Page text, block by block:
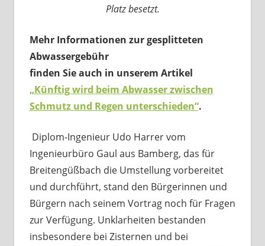
Platz besetzt.
Mehr Informationen zur gesplitteten
Abwassergebühr
finden Sie auch in unserem Artikel
„Künftig wird beim Abwasser zwischen
Schmutz und Regen unterschieden“.
Diplom-Ingenieur Udo Harrer vom
Ingenieurbüro Gaul aus Bamberg, das für
Breitengüßbach die Umstellung vorbereitet
und durchführt, stand den Bürgerinnen und
Bürgern nach seinem Vortrag noch für Fragen
zur Verfügung. Unklarheiten bestanden
insbesondere bei Zisternen und bei